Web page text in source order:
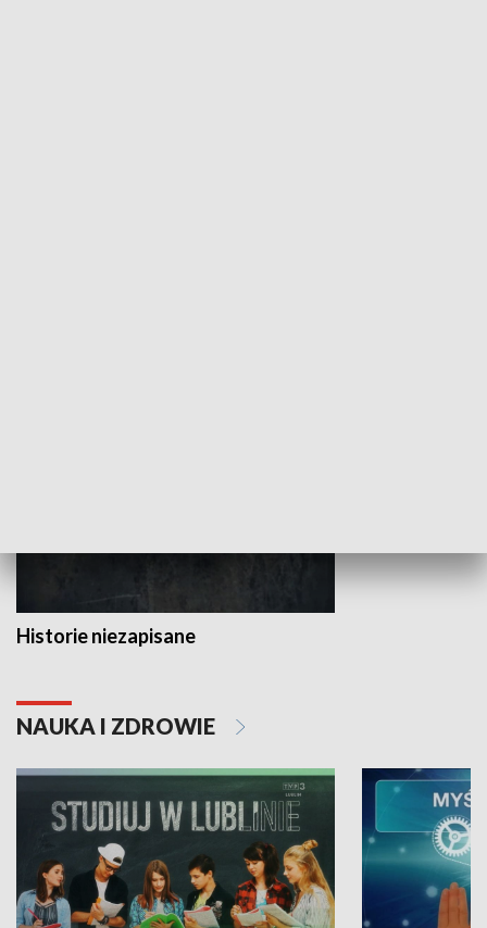
Historie niezapisane
NAUKA I ZDROWIE